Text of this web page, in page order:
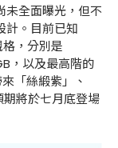
全面曝光，但不
計。目前已知
，分別是
，以及最高階的
「絲緞紫」、
期將於七月底登場